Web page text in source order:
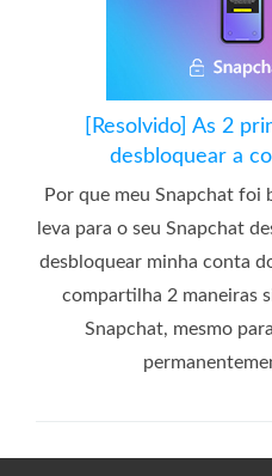
[Resolvido] As 2
desbloquear a
Por que meu Snapchat foi
leva para o seu Snapchat
desbloquear minha conta
compartilha 2 maneiras
Snapchat, mesmo